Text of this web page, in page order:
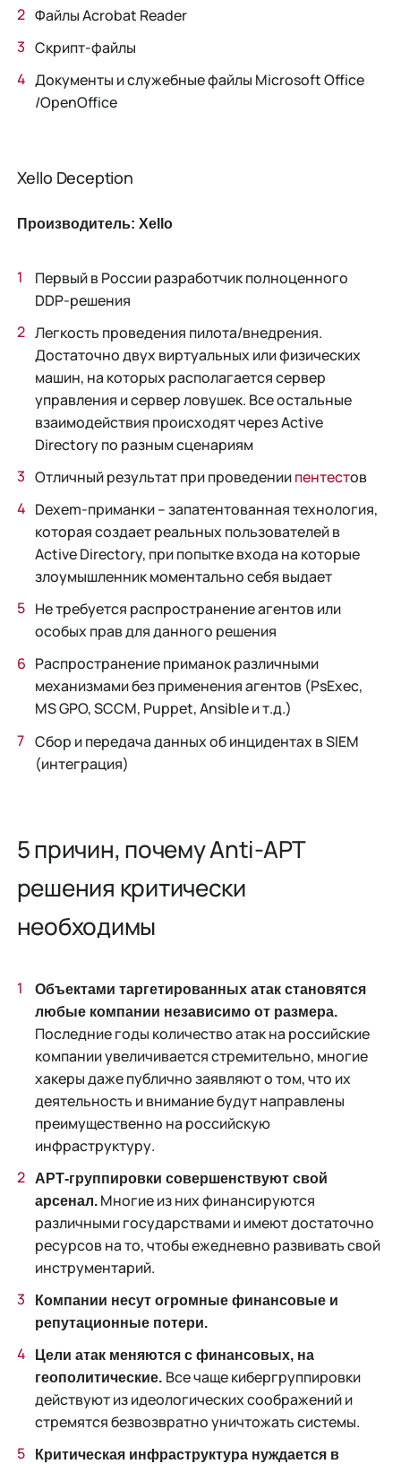
Файлы Acrobat Reader
Скрипт-файлы
Документы и служебные файлы Microsoft Office
/OpenOffice
Xello Deception
Производитель: Xello
Первый в России разработчик полноценного
DDP-решения
Легкость проведения пилота/внедрения.
Достаточно двух виртуальных или физических
машин, на которых располагается сервер
управления и сервер ловушек. Все остальные
взаимодействия происходят через Active
Directory по разным сценариям
Отличный результат при проведениипентестов
Dexem-приманки – запатентованная технология,
которая создает реальных пользователей в
Active Directory, при попытке входа на которые
злоумышленник моментально себя выдает
Не требуется распространение агентов или
особых прав для данного решения
Распространение приманок различными
механизмами без применения агентов (PsExec,
MS GPO, SCCM, Puppet, Ansible и т.д.)
Сбор и передача данных об инцидентах в SIEM
(интеграция)
5 причин, почему Anti-APT
решения критически
необходимы
Объектами таргетированных атак становятся
любые компании независимо от размера.
Последние годы количество атак на российские
компании увеличивается стремительно, многие
хакеры даже публично заявляют о том, что их
деятельность и внимание будут направлены
преимущественно на российскую
инфраструктуру.
АРТ-группировки совершенствуют свой
арсенал.Многие из них финансируются
различными государствами и имеют достаточно
ресурсов на то, чтобы ежедневно развивать свой
инструментарий.
Компании несут огромные финансовые и
репутационные потери.
Цели атак меняются с финансовых, на
геополитические. Все чаще кибергруппировки
действуют из идеологических соображений и
стремятся безвозвратно уничтожать системы.
Критическая инфраструктура нуждается в